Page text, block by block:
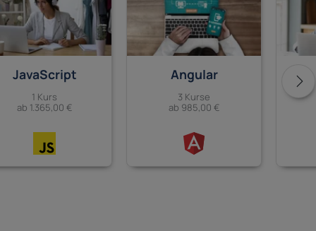
JavaScript
1 Kurs
ab 1.365,00 €
Angular
3 Kurse
ab 985,00 €